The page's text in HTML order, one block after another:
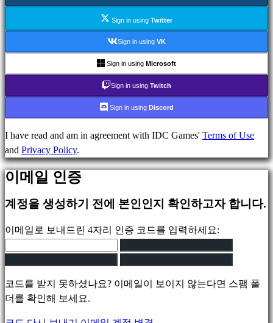
games
Indie
games
Puzzle
games
Fighting
games
모
회
Sign in using Twitter
Sign in using VK
Sign in using Microsoft
Sign in using Twitch
Sign in using Discord
I have read and am in agreement with IDC Games' Terms of Use
and Privacy Policy.
이메일 인증
계정을 생성하기 전에 본인인지 확인하고자 합니다.
이메일로 보내드린 4자리 인증 코드를 입력하세요:
코드를 받지 못하셨나요? 이메일이 보이지 않는다면 스팸 폴
더를 확인해 보세요.